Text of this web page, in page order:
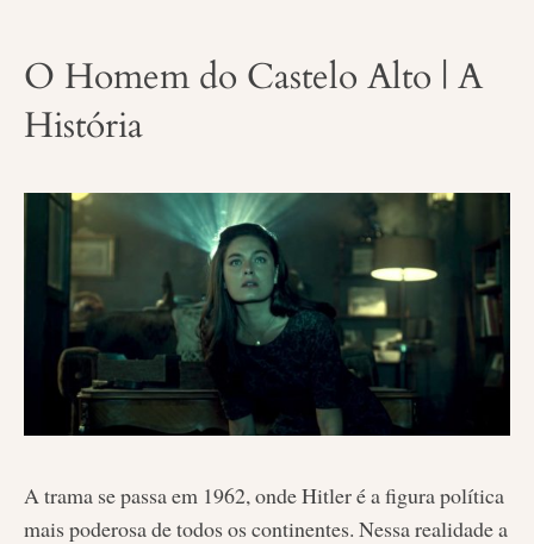
O Homem do Castelo Alto | A
História
A trama se passa em 1962, onde Hitler é a figura política
mais poderosa de todos os continentes. Nessa realidade a